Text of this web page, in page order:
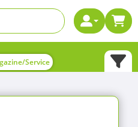
Service